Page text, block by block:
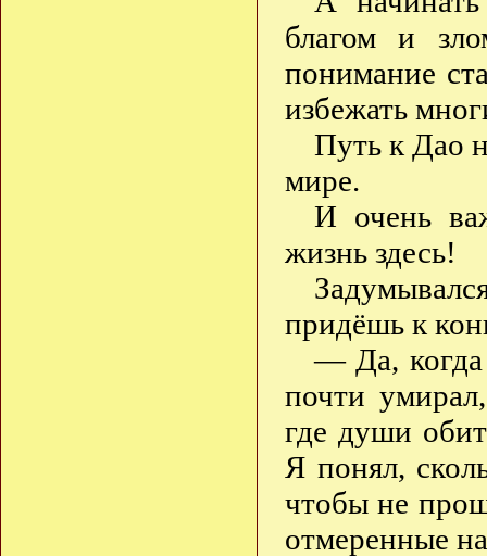
благом и
понимание
избежать
Путь к Дао
мире.
И очень
жизнь здесь!
придёшь к
— Да, когда
почти
где души
Я понял,
чтобы не
отмеренные